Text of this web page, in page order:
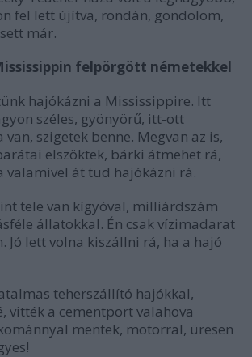
fel lett újítva, rondán, gondolom,
már.
felpörgött németekkel
hajókázni a Mississippire. Itt
széles, gyönyörű, itt-ott
szigetek benne. Megvan az is,
elszöktek, bárki átmehet rá,
valamivel át tud hajókázni rá.
tele van kígyóval, milliárdszám
állatokkal. Én csak vízimadarat
Jó lett volna kiszállni rá, ha a hajó
teherszállító hajókkal,
vitték a cementport valahova
mentek, motorral, üresen